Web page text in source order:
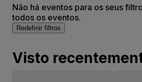
Não há eventos para os seus
todos os eventos.
Redefinir filtros
Visto